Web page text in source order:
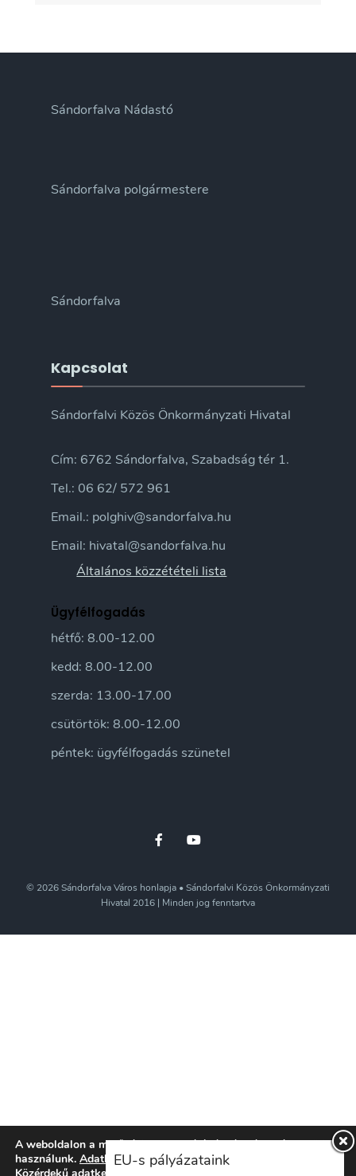
Sándorfalva Nádastó
Sándorfalva polgármestere
Sándorfalva
Kapcsolat
Sándorfalvi Közös Önkormányzati Hivatal
Cím: 6762 Sándorfalva, Szabadság tér 1.
Tel.: 06 62/ 572 961
Email.: polghiv@sandorfalva.hu
Email: hivatal@sandorfalva.hu
Általános közzétételi lista
Ügyfélfogadás
hétfő: 8.00-12.00
kedd: 8.00-12.00
szerda: 13.00-17.00
csütörtök: 8.00-12.00
péntek: ügyfélfogadás szünetel
© 2026 Sándorfalva Város honlapja • Sándorfalvi Közös Önkormányzati
Hivatal 2016 | Minden jog fenntartva
EU-s pályázataink
A weboldalon a minőségi felhasználói élmény érdekében sütiket
használunk. Adatkezelési tájékoztatónkatitt ismerheti meg.